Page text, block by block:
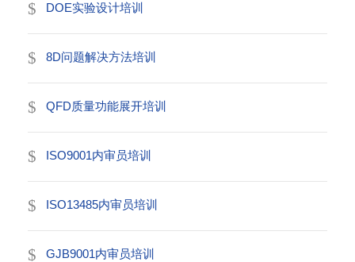
DOE实验设计培训
8D问题解决方法培训
QFD质量功能展开培训
ISO9001内审员培训
ISO13485内审员培训
GJB9001内审员培训